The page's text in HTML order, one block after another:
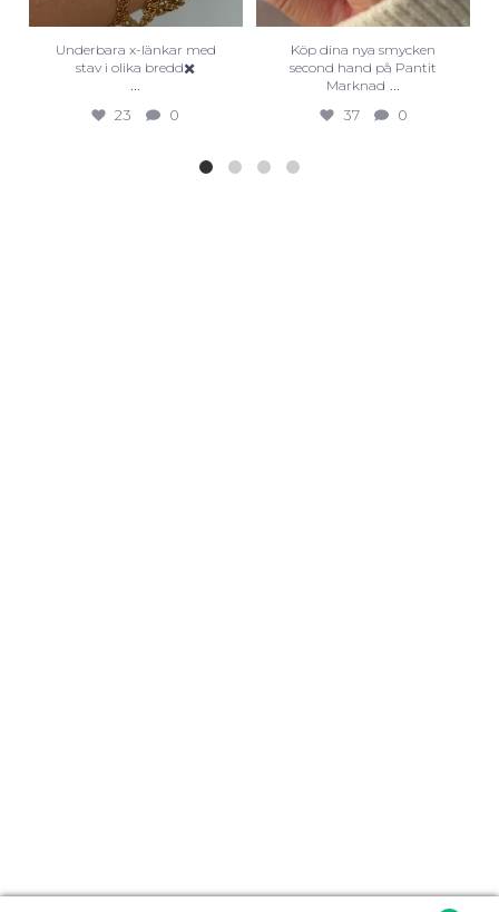
Underbara x-länkar med
stav i olika bredd✖️
...
23 0
Köp dina nya smycken
second hand på Pantit
Marknad ...
37 0